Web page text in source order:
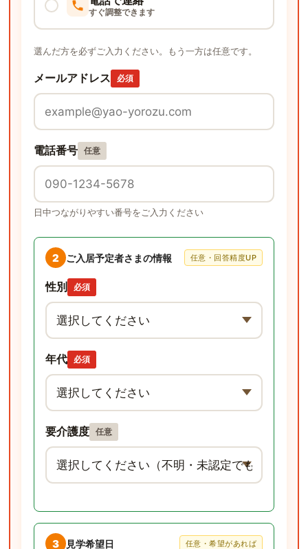
すぐ調整できます
選んだ方を必ずご入力ください。もう一方は任意です。
メールアドレス 必須
電話番号 任意
日中つながりやすい番号をご入力ください
2 ご入居予定者さまの情報 任意・回答精度UP
性別 必須
年代 必須
要介護度 任意
3 見学希望日 任意・希望があれば